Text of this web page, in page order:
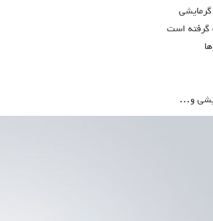
گرفته است
و…